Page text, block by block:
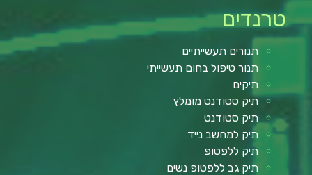
טרנדים
תנורים תעשייתיים
תנור טיפול בחום תעשייתי
תיקים
תיק סטודנט מומלץ
תיק סטודנט
תיק למחשב נייד
תיק ללפטופ
תיק גב ללפטופ נשים